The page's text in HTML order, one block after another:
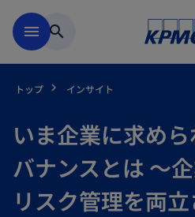
menu search
トップ インサイト
いま企業に求め
バナンスとは ～
リスク管理を両